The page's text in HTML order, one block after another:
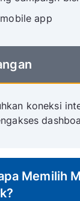
app
koneksi
Memilih